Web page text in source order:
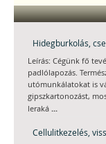
Hidegburkolás,
Leírás: Cégünk fő
padlólapozás.
utómunkálatokat is
gipszkartonozást,
leraká ...
Cellulitkezelés,